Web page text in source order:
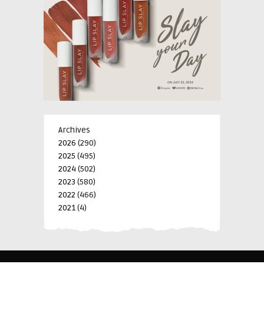
Archives
2026 (290)
2025 (495)
2024 (502)
2023 (580)
2022 (466)
2021(4)